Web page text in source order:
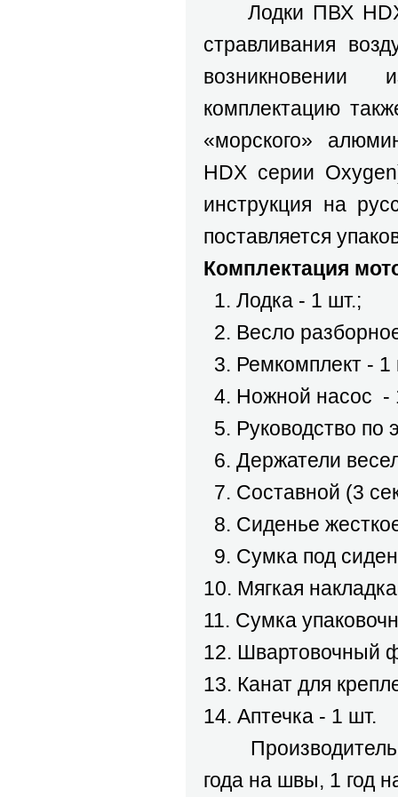
Лодки ПВХ HDX
стравливания
возникновении
комплектацию
«морского»
HDX серии
инструкция на
поставляется
Комплектация
1. Лодка - 1 шт.;
2. Весло
3. Ремкомплект - 1
4. Ножной насос -
5. Руководство по
6. Держатели
7. Составной (3
8. Сиденье
9. Сумка под
10. Мягкая
11. Сумка
12. Швартовочный
13. Канат для
14. Аптечка - 1 шт.
Производитель
года на швы, 1 год